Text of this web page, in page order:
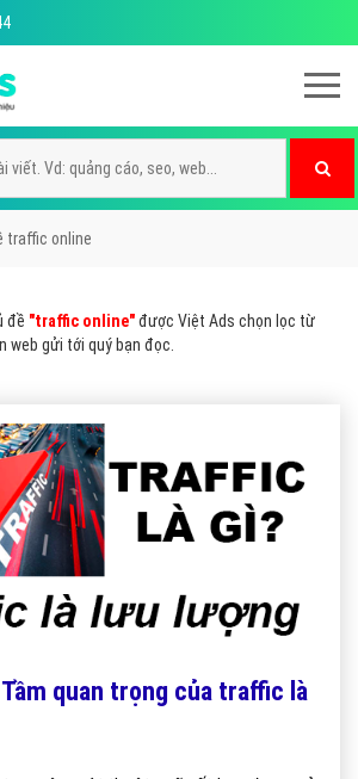
traffic online
đề "traffic online"được Việt Ads chọn lọc từ
web gửi tới quý bạn đọc.
quan trọng của traffic là